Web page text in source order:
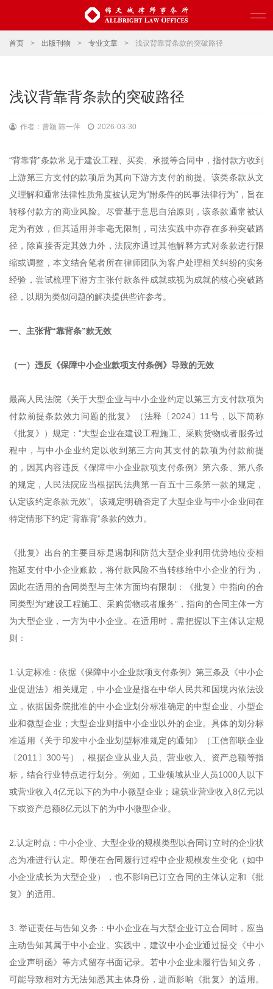
首页 > 出版刊物 > 专业文章 > 浅议背靠背条款的突破路径
浅议背靠背条款的突破路径
作者：曾颖 陈一萍 2026-03-30
“背靠背”条款常见于建设工程、买卖、承揽等合同中，指付款方收到
上游第三方支付的款项后为其向下游方支付的前提。该类条款从文
义理解和通常法律性质角度被认定为“附条件的民事法律行为”，旨在
转移付款方的商业风险。尽管基于意思自治原则，该条款通常被认
定为有效，但其适用并非毫无限制，司法实践中亦存在多种突破路
径，除直接否定其效力外，法院亦通过其他解释方式对条款进行限
缩或调整，本文结合笔者所在律师团队为客户处理相关纠纷的实务
经验，尝试梳理下游方主张付款条件成就或视为成就的核心突破路
径，以期为类似问题的解决提供些许参考。
一、主张背“靠背条”款无效
（一）违反《保障中小企业款项支付条例》导致的无效
最高人民法院《关于大型企业与中小企业约定以第三方支付款项为
付款前提条款效力问题的批复》（法释〔2024〕11号，以下简称
《批复》）规定：“大型企业在建设工程施工、采购货物或者服务过
程中，与中小企业约定以收到第三方向其支付的款项为付款前提
的，因其内容违反《保障中小企业款项支付条例》第六条、第八条
的规定，人民法院应当根据民法典第一百五十三条第一款的规定，
认定该约定条款无效”。该规定明确否定了大型企业与中小企业间在
特定情形下约定“背靠背”条款的效力。
《批复》出台的主要目标是遏制和防范大型企业利用优势地位变相
拖延支付中小企业账款，将付款风险不当转移给中小企业的行为，
因此在适用的合同类型与主体方面均有限制：《批复》中指向的合
同类型为“建设工程施工、采购货物或者服务”，指向的合同主体一方
为大型企业，一方为中小企业。在适用时，需把握以下主体认定规
则：
1.认定标准：依据《保障中小企业款项支付条例》第三条及《中小企
业促进法》相关规定，中小企业是指在中华人民共和国境内依法设
立，依据国务院批准的中小企业划分标准确定的中型企业、小型企
业和微型企业；大型企业则指中小企业以外的企业。具体的划分标
准适用《关于印发中小企业划型标准规定的通知》（工信部联企业
〔2011〕300号），根据企业从业人员、营业收入、资产总额等指
标，结合行业特点进行划分。例如，工业领域从业人员1000人以下
或营业收入4亿元以下的为中小微型企业；建筑业营业收入8亿元以
下或资产总额8亿元以下的为中小微型企业。
2.认定时点：中小企业、大型企业的规模类型以合同订立时的企业状
态为准进行认定。即便在合同履行过程中企业规模发生变化（如中
小企业成长为大型企业），也不影响已订立合同的主体认定和《批
复》的适用。
3. 举证责任与告知义务：中小企业在与大型企业订立合同时，应当
主动告知其属于中小企业。实践中，建议中小企业通过提交《中小
企业声明函》等方式留存书面记录。若中小企业未履行告知义务，
可能导致相对方无法知悉其主体身份，进而影响《批复》的适用。